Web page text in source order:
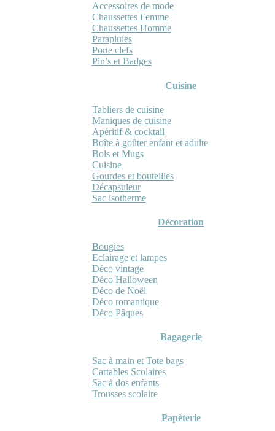
Accessoires de mode
Chaussettes Femme
Chaussettes Homme
Parapluies
Porte clefs
Pin’s et Badges
Cuisine
Tabliers de cuisine
Maniques de cuisine
Apéritif & cocktail
Boîte à goûter enfant et adulte
Bols et Mugs
Cuisine
Gourdes et bouteilles
Décapsuleur
Sac isotherme
Décoration
Bougies
Eclairage et lampes
Déco vintage
Déco Halloween
Déco de Noël
Déco romantique
Déco Pâques
Bagagerie
Sac à main et Tote bags
Cartables Scolaires
Sac à dos enfants
Trousses scolaire
Papèterie